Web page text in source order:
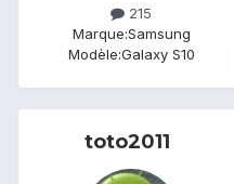
215
Marque:Samsung
Modèle:Galaxy S10
toto2011